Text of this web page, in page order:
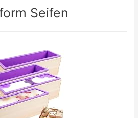
Seifen